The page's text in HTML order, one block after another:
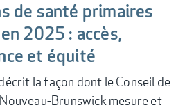
de santé primaires
2025 : accès,
et équité
la façon dont le Conseil de
Brunswick mesure et